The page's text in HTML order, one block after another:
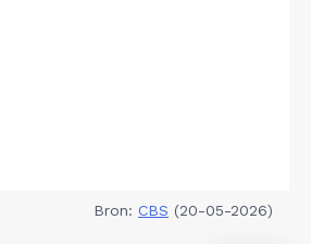
Bron: CBS (20-05-2026)